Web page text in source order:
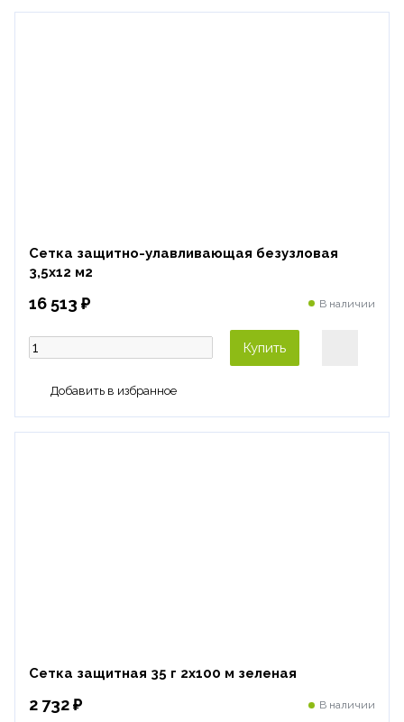
Сетка защитно-улавливающая безузловая
3,5х12 м2
16 513 ₽ В наличии
Купить
Сетка защитная 35 г 2х100 м зеленая
2 732 ₽ В наличии